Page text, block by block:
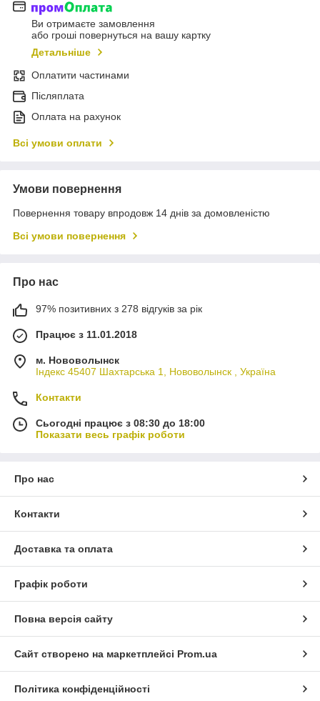
Ви отримаєте замовлення
або гроші повернуться на вашу картку
Детальніше
Оплатити частинами
Післяплата
Оплата на рахунок
Всі умови оплати
Умови повернення
Повернення товару впродовж 14 днів за домовленістю
Всі умови повернення
Про нас
97% позитивних з 278 відгуків за рік
Працює з 11.01.2018
м. Нововолынск
Індекс 45407 Шахтарська 1, Нововолынск , Україна
Контакти
Сьогодні працює з 08:30 до 18:00
Показати весь графік роботи
Про нас
Контакти
Доставка та оплата
Графік роботи
Повна версія сайту
Сайт створено на маркетплейсі Prom.ua
Політика конфіденційності